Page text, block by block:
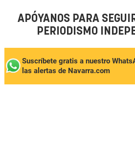
APÓYANOS PARA
PERIODISMO
Suscríbete gratis a nuestro
las alertas de Navarra.com